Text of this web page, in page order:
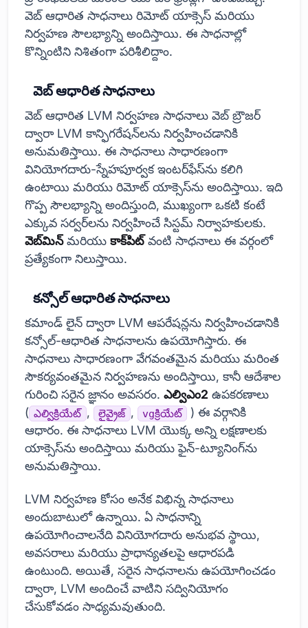
వెబ్ ఆధారిత సాధనాలు రిమోట్ యాక్సెస్ మరియు
నిర్వహణ సౌలభ్యాన్ని అందిస్తాయి. ఈ సాధనాల్లో
కొన్నింటిని నిశితంగా పరిశీలిద్దాం.
వెబ్ ఆధారిత సాధనాలు
వెబ్ ఆధారిత LVM నిర్వహణ సాధనాలు వెబ్ బ్రౌజర్
ద్వారా LVM కాన్ఫిగరేషన్‌లను నిర్వహించడానికి
అనుమతిస్తాయి. ఈ సాధనాలు సాధారణంగా
వినియోగదారు-స్నేహపూర్వక ఇంటర్‌ఫేస్‌ను కలిగి
ఉంటాయి మరియు రిమోట్ యాక్సెస్‌ను అందిస్తాయి. ఇది
గొప్ప సౌలభ్యాన్ని అందిస్తుంది, ముఖ్యంగా ఒకటి కంటే
ఎక్కువ సర్వర్‌లను నిర్వహించే సిస్టమ్ నిర్వాహకులకు.
వెబ్‌మిన్మరియు కాక్‌పిట్వంటి సాధనాలు ఈ వర్గంలో
ప్రత్యేకంగా నిలుస్తాయి.
కన్సోల్ ఆధారిత సాధనాలు
కమాండ్ లైన్ ద్వారా LVM ఆపరేషన్లను నిర్వహించడానికి
కన్సోల్-ఆధారిత సాధనాలను ఉపయోగిస్తారు. ఈ
సాధనాలు సాధారణంగా వేగవంతమైన మరియు మరింత
సౌకర్యవంతమైన నిర్వహణను అందిస్తాయి, కానీ ఆదేశాల
గురించి సరైన జ్ఞానం అవసరం. ఎల్విఎం2 ఉపకరణాలు
( ఎల్విక్రియేట్ , లైవ్రైజ్ , vgక్రియేట్
) ఈ వర్గానికి
ఆధారం. ఈ సాధనాలు LVM యొక్క అన్ని లక్షణాలకు
యాక్సెస్‌ను అందిస్తాయి మరియు ఫైన్-ట్యూనింగ్‌ను
అనుమతిస్తాయి.
LVM నిర్వహణ కోసం అనేక విభిన్న సాధనాలు
అందుబాటులో ఉన్నాయి. ఏ సాధనాన్ని
ఉపయోగించాలనేది వినియోగదారు అనుభవ స్థాయి,
అవసరాలు మరియు ప్రాధాన్యతలపై ఆధారపడి
ఉంటుంది. అయితే, సరైన సాధనాలను ఉపయోగించడం
ద్వారా, LVM అందించే వాటిని సద్వినియోగం
చేసుకోవడం సాధ్యమవుతుంది.